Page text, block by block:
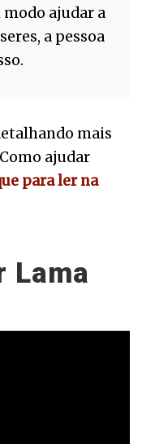
ajudar a
a pessoa
mais
ajudar
para ler na
Lama